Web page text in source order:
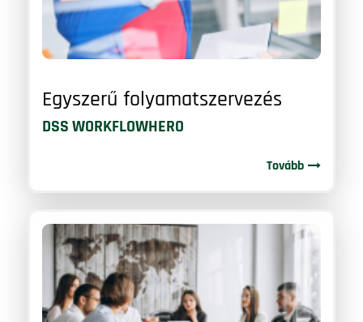
Egyszerű folyamatszervezés
DSS WORKFLOWHERO
Tovább